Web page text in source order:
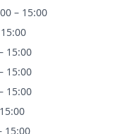
– 15:00
15:00
15:00
15:00
15:00